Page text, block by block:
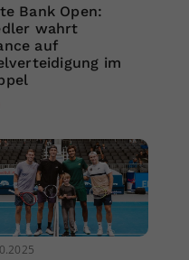
Bank Open:
wahrt
auf
im